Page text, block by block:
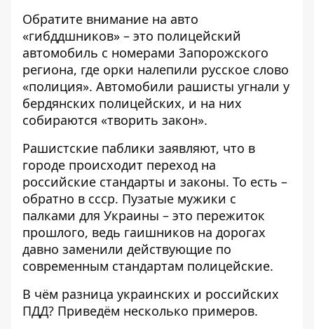
Обратите внимание на авто
«гибддшников» – это полицейский
автомобиль с номерами Запорожского
региона, где орки налепили русское слово
«полиция». Автомобили рашисты угнали у
бердянских полицейских, и на них
собираются «творить закон».
Рашистские паблики заявляют, что в
городе происходит переход на
российские стандарты и законы. То есть –
обратно в ссср. Пузатые мужики с
палками для Украины – это пережиток
прошлого, ведь гаишников на дорогах
давно заменили действующие по
современным стандартам полицейские.
В чём разница украинских и российских
ПДД? Приведём несколько примеров.